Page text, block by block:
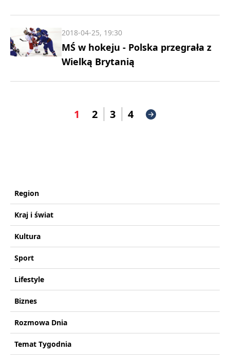
MŚ w hokeju - Polska przegrała z
Wielką Brytanią
2018-04-25, 19:30
1 2 3 4
Region
Kraj i świat
Kultura
Sport
Lifestyle
Biznes
Rozmowa Dnia
Temat Tygodnia